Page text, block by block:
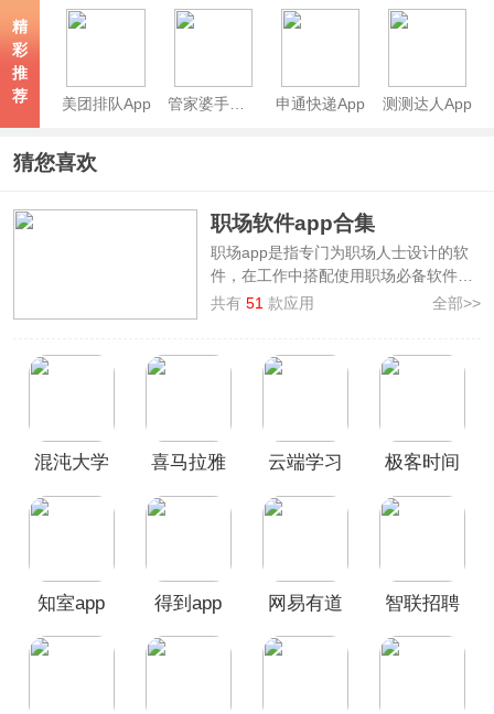
精
彩
推
荐
美团排队App 管家婆手机版 申通快递App 测测达人App
猜您喜欢
职场软件app合集
职场app是指专门为职场人士设计的软
件，在工作中搭配使用职场必备软件，
能够让您的工作效率显著提升、提升自
，将职场软件分为 求职招聘类、自我
选。
求职招聘类app有boss直聘、智联招聘
拉雅等，职场交流类app有脉脉、知识
Todo、扫描全能王等。 更多职场必备
软件还在持续补充中，如果您对于该合
反馈！
共有51 款应用 全部>>
混沌大学
喜马拉雅
云端学习
极客时间
知室app 得到app
网易有道
智联招聘